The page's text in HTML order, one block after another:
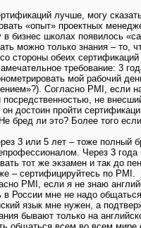
лучше, могу
«опыт» проектных
бизнес школах появилось
можно только знания – то,
стороны обеих
требование: 3
мой рабочий
Согласно PMI,
не
достоин пройти
бред ли это? Более того
3 или 5 лет – тоже полный
Через 3
тот же экзамен и так до
– сертифицируйтесь по PMI.
PMI, если я не знаю
России мне не надо
язык мне нужен, а
бывают только на